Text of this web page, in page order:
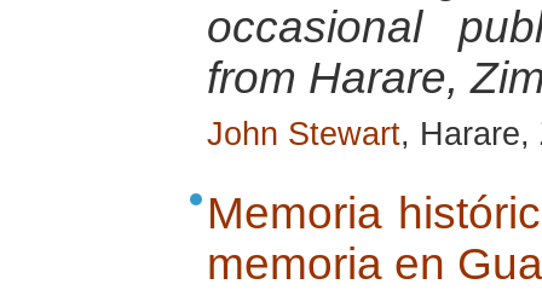
occasional
from Harare,
John Stewart, Harare,
Memoria
memoria en